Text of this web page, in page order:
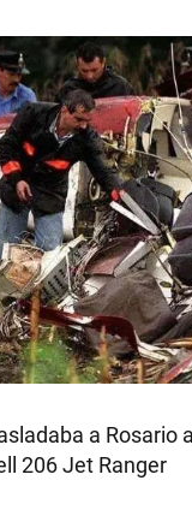
a Rosario
206 Jet Ranger